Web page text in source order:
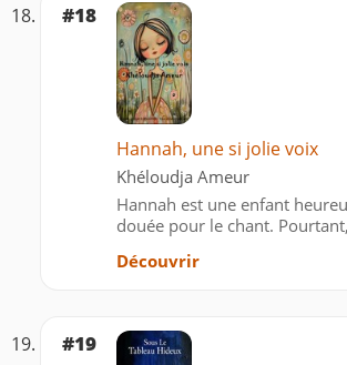
#18
Hannah, une si jolie voix
Khéloudja Ameur
Hannah est une enfant
douée pour le chant.
confiance en elle.
Découvrir
#19